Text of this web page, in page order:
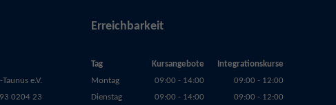
e.V.
0204 23
Erreichbarkeit
Tag Kursangebote
Integrationskurse
Montag
09:00 - 14:00
09:00 - 12:00
Dienstag
09:00 - 14:00 09:00 - 12:00